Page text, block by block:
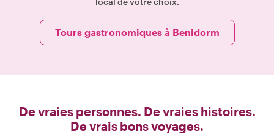
Tours gastronomiques à Benidorm
De vraies personnes. De vraies histoires.
De vrais bons voyages.